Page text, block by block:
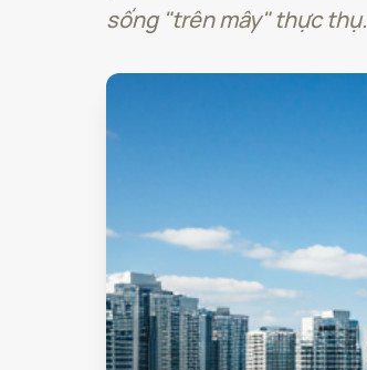
sống "trên mây" thực thụ.